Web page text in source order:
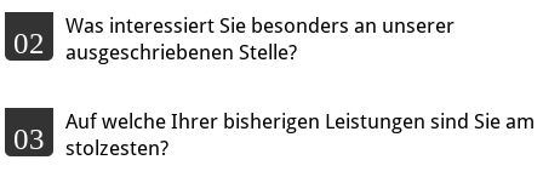
02
Was interessiert Sie besonders an unserer
ausgeschriebenen Stelle?
03
Auf welche Ihrer bisherigen Leistungen sind Sie am
stolzesten?